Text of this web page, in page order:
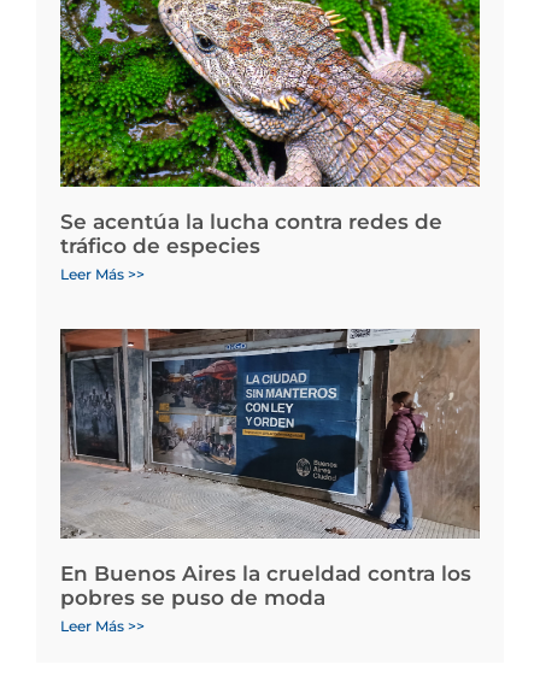
Se acentúa la lucha contra redes de
tráfico de especies
Leer Más >>
En Buenos Aires la crueldad contra los
pobres se puso de moda
Leer Más >>